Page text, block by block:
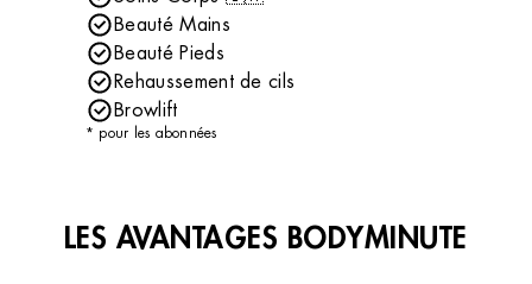
Beauté Mains
Beauté Pieds
Rehaussement de cils
Browlift
* pour les abonnées
LES AVANTAGES BODYMINUTE